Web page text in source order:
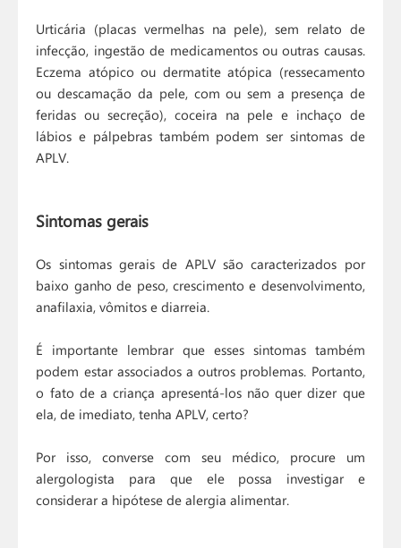
Urticária (placas vermelhas na pele), sem relato de
infecção, ingestão de medicamentos ou outras causas.
Eczema atópico ou dermatite atópica (ressecamento
ou descamação da pele, com ou sem a presença de
feridas ou secreção), coceira na pele e inchaço de
lábios e pálpebras também podem ser sintomas de
APLV.
Sintomas gerais
Os sintomas gerais de APLV são caracterizados por
baixo ganho de peso, crescimento e desenvolvimento,
anafilaxia, vômitos e diarreia.
É importante lembrar que esses sintomas também
podem estar associados a outros problemas. Portanto,
o fato de a criança apresentá-los não quer dizer que
ela, de imediato, tenha APLV, certo?
Por isso, converse com seu médico, procure um
alergologista para que ele possa investigar e
considerar a hipótese de alergia alimentar.